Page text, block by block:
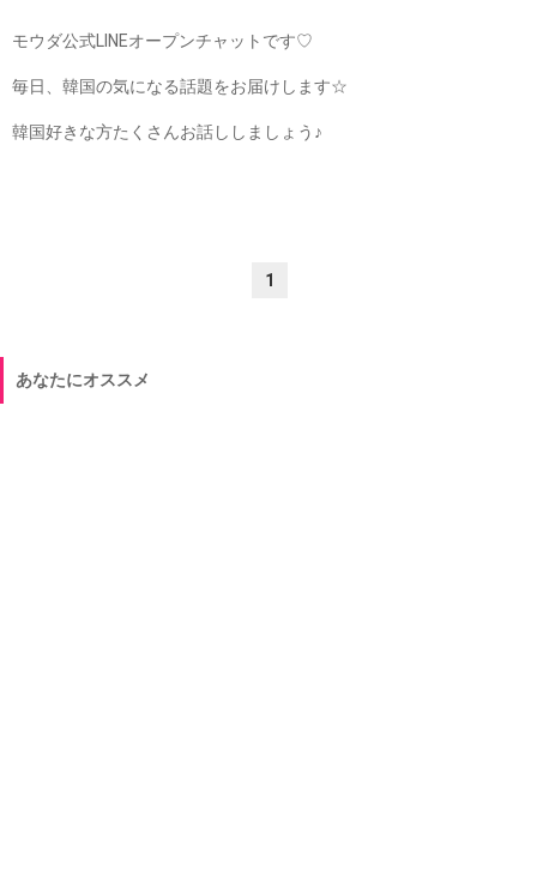
モウダ公式LINEオープンチャットです♡
毎日、韓国の気になる話題をお届けします☆
韓国好きな方たくさんお話ししましょう♪
1
あなたにオススメ